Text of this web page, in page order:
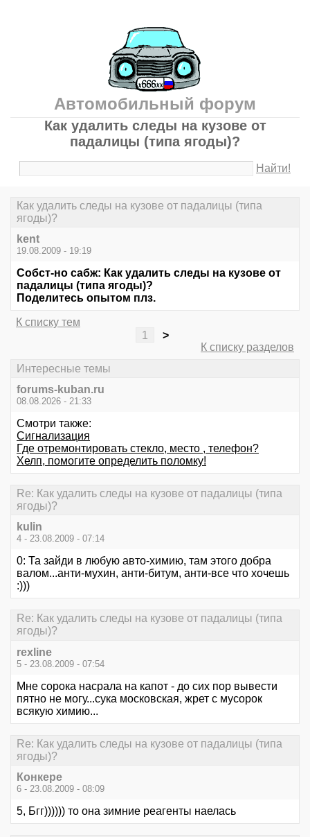
Автомобильный форум
Как удалить следы на кузове от
падалицы (типа ягоды)?
Найти!
Как удалить следы на кузове от падалицы (типа
ягоды)?
kent
19.08.2009 - 19:19
Собст-но сабж: Как удалить следы на кузове от
падалицы (типа ягоды)?
Поделитесь опытом плз.
К списку тем
1
>
К списку разделов
Интересные темы
forums-kuban.ru
08.08.2026 - 21:33
Смотри также:
Сигнализация
Где отремонтировать стекло, место , телефон?
Хелп, помогите определить поломку!
Re: Как удалить следы на кузове от падалицы (типа
ягоды)?
kulin
4 - 23.08.2009 - 07:14
0: Та зайди в любую авто-химию, там этого добра
валом...анти-мухин, анти-битум, анти-все что хочешь
:)))
Re: Как удалить следы на кузове от падалицы (типа
ягоды)?
rexline
5 - 23.08.2009 - 07:54
Мне сорока насрала на капот - до сих пор вывести
пятно не могу...сука московская, жрет с мусорок
всякую химию...
Re: Как удалить следы на кузове от падалицы (типа
ягоды)?
Конкере
6 - 23.08.2009 - 08:09
5, Бгг)))))) то она зимние реагенты наелась